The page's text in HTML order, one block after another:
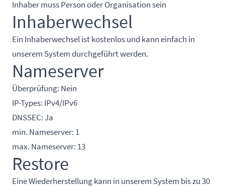
Inhaber muss Person oder Organisation sein
Inhaberwechsel
Ein Inhaberwechsel ist kostenlos und kann einfach in
unserem System durchgeführt werden.
Nameserver
Überprüfung: Nein
IP-Types: IPv4/IPv6
DNSSEC: Ja
min. Nameserver: 1
max. Nameserver: 13
Restore
Eine Wiederherstellung kann in unserem System bis zu 30